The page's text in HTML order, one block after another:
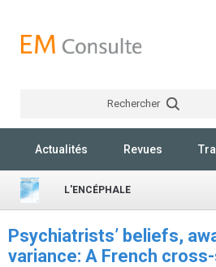
Rechercher
Actualités Revues
L'ENCÉPHALE
Psychiatrists’ beliefs,
variance: A French